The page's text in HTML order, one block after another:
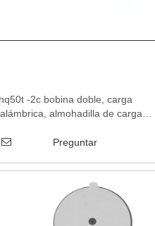
-2c bobina doble, carga
almohadilla de carga
bobinas de carga
de carga inalámbrica, placa
Preguntar